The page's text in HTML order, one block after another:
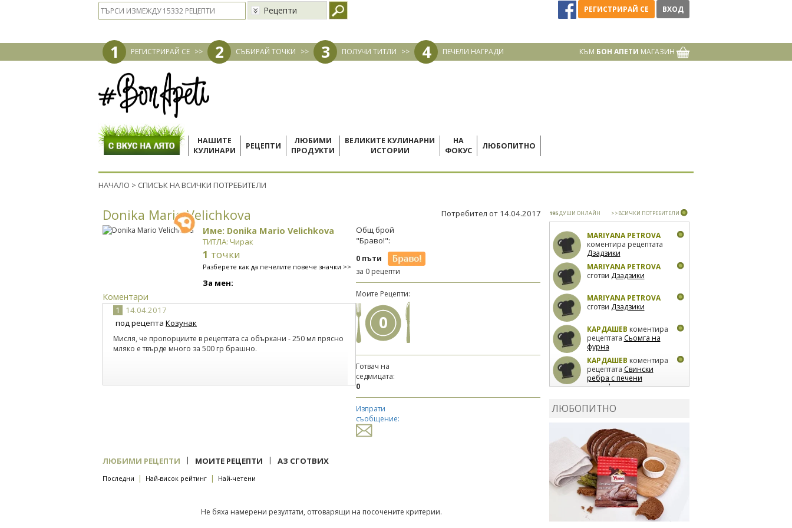
Рецепти РЕГИСТРИРАЙ СЕ ВХОД
1 РЕГИСТРИРАЙ СЕ >> 2 СЪБИРАЙ ТОЧКИ >> 3 ПОЛУЧИ ТИТЛИ >> 4 ПЕЧЕЛИ НАГРАДИ КЪМ БОН АПЕТИ МАГАЗИН
НАШИТЕ
КУЛИНАРИ
РЕЦЕПТИ
ЛЮБИМИ
ПРОДУКТИ
ВЕЛИКИТЕ КУЛИНАРНИ
ИСТОРИИ
НА
ФОКУС
ЛЮБОПИТНО
НАЧАЛО > СПИСЪК НА ВСИЧКИ ПОТРЕБИТЕЛИ
Donika Mario Velichkova Потребител от 14.04.2017
Име: Donika Mario Velichkova
ТИТЛА: Чирак
1 точки
Разберете как да печелите повече значки >>
За мен:
Коментари
1
14.04.2017
под рецепта Козунак
Мисля, че пропорциите в рецептата са объркани - 250 мл прясно
мляко е твърде много за 500 гр брашно.
Общ брой
"Браво!":
0 пъти
за 0 рецепти
Моите Рецепти:
0
Готвач на
седмицата:
0
Изпрати
съобщение:
ЛЮБИМИ РЕЦЕПТИ | МОИТЕ РЕЦЕПТИ | АЗ СГОТВИХ
Последни | Най-висок рейтинг | Най-четени
Не бяха намерени резултати, отговарящи на посочените критерии.
195ДУШИ ОНЛАЙН >>ВСИЧКИ ПОТРЕБИТЕЛИ
MARIYANA PETROVA
коментира рецептата
Дзадзики
MARIYANA PETROVA
сготви Дзадзики
MARIYANA PETROVA
сготви Дзадзики
КАРДАШЕВ коментира
рецептата Сьомга на
фурна
КАРДАШЕВ коментира
рецептата Свински
ребра с печени
картофи
лимон
коментира рецептата
Киноа със зеленчуци
ЛЮБОПИТНО